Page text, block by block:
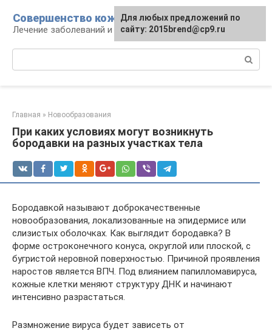
контенту
Совершенство кожи
Лечение заболеваний и уход за кожей
Главная » Новообразования
При каких условиях могут возникнуть
бородавки на разных участках тела
Бородавкой называют доброкачественные
новообразования, локализованные на эпидермисе или
слизистых оболочках. Как выглядит бородавка? В
форме остроконечного конуса, округлой или плоской, с
бугристой неровной поверхностью. Причиной проявления
наростов является ВПЧ. Под влиянием папилломавируса,
кожные клетки меняют структуру ДНК и начинают
интенсивно разрастаться.
Размножение вируса будет зависеть от
Для любых предложений по
сайту: 2015brend@cp9.ru